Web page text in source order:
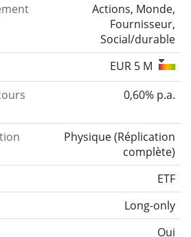
Actions, Monde,
Fournisseur,
Social/durable
EUR 5 M
0,60% p.a.
Physique(Réplication
complète)
ETF
Long-only
Oui